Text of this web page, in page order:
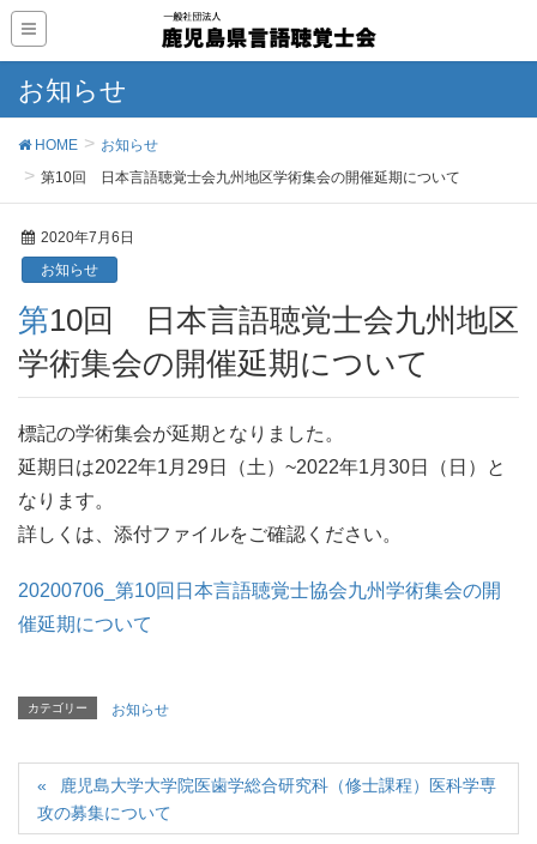
お知らせ
HOME
お知らせ
第10回 日本言語聴覚士会九州地区学術集会の開催延期について
2020年7月6日
お知らせ
第10回 日本言語聴覚士会九州地区
学術集会の開催延期について
標記の学術集会が延期となりました。
延期日は2022年1月29日（土）~2022年1月30日（日）と
なります。
詳しくは、添付ファイルをご確認ください。
20200706_第10回日本言語聴覚士協会九州学術集会の開
催延期について
カテゴリー お知らせ
鹿児島大学大学院医歯学総合研究科（修士課程）医科学専
攻の募集について